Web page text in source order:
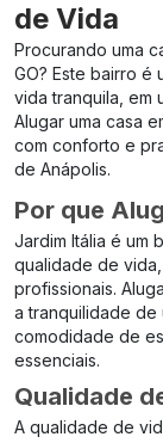
de Vida
Procurando uma
GO? Este bairro é
vida tranquila, em
Alugar uma casa
com conforto e
de Anápolis.
Por que
Jardim Itália é um
qualidade de
profissionais.
a tranquilidade de
comodidade de
essenciais.
Qualidade
A qualidade de